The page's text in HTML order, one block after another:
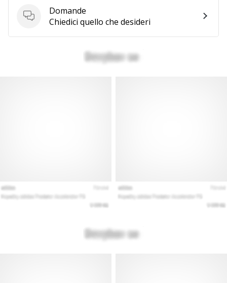
Domande
Domande
Chiedici quello che desideri